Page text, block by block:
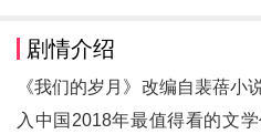
剧情介绍
《我们的岁月》改编自裴蓓小
入中国2018年最值得看的